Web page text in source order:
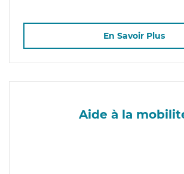
En Savoir Plus
Aide à la